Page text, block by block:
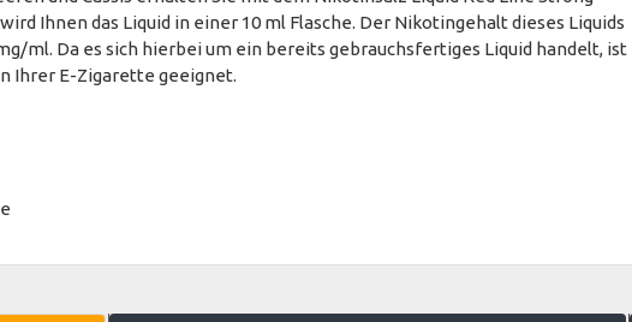
Ihnen das Liquid in einer 10 ml Flasche. Der Nikotingehalt dieses Liquids
ml. Da es sich hierbei um ein bereits gebrauchsfertiges Liquid handelt, ist
Ihrer E-Zigarette geeignet.